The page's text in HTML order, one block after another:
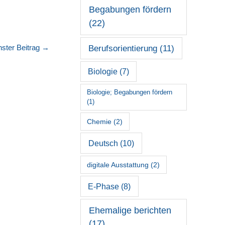
Beitrag →
Begabungen fördern
(22)
Berufsorientierung (11)
Biologie (7)
Biologie; Begabungen fördern
(1)
Chemie (2)
Deutsch (10)
digitale Ausstattung (2)
E-Phase (8)
Ehemalige berichten